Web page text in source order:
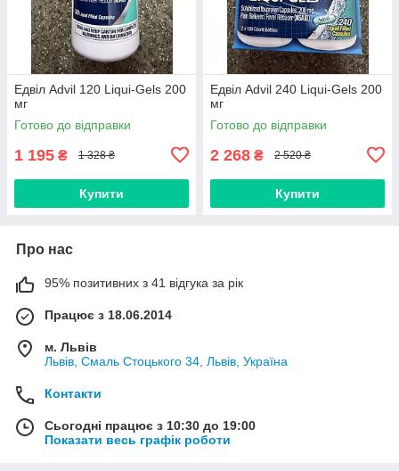
Едвіл Advil 120 Liqui-Gels 200
мг
Готово до відправки
1 195 ₴ 1 328 ₴
Купити
Едвіл Advil 240 Liqui-Gels 200
мг
Готово до відправки
2 268 ₴ 2 520 ₴
Купити
Про нас
95% позитивних з 41 відгука за рік
Працює з 18.06.2014
м. Львів
Львів, Смаль Стоцького 34, Львів, Україна
Контакти
Сьогодні працює з 10:30 до 19:00
Показати весь графік роботи